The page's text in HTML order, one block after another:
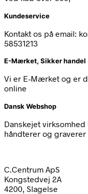
Kundeservice
Kontakt os på email:
58531213
E-Mærket, Sikker handel
Vi er E-Mærket og er
online
Dansk Webshop
Danskejet
håndterer og graverer
C.Centrum ApS
Kongstedvej 2A
4200, Slagelse